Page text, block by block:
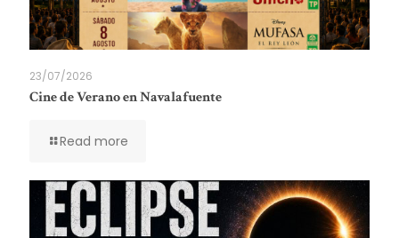
23/07/2026
Cine de Verano en Navalafuente
Read more